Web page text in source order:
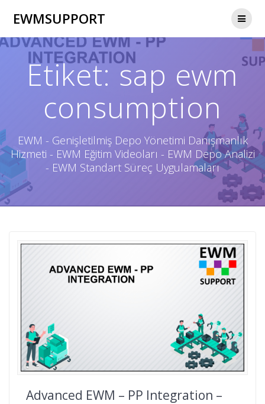
EWMSUPPORT
Etiket:sap ewm
consumption
EWM - Genişletilmiş Depo Yönetimi Danışmanlık
Hizmeti - EWM Eğitim Videoları - EWM Depo Analizi
- EWM Standart Süreç Uygulamaları
Advanced EWM – PP Integration –